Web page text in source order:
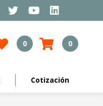
0 0
Cotización